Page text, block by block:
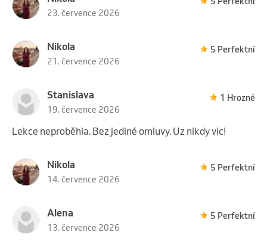
23. července 2026
Nikola
21. července 2026
5 Perfektní
Stanislava
19. července 2026
1 Hrozné
Lekce neproběhla. Bez jediné omluvy. Uz nikdy vic!
Nikola
14. července 2026
5 Perfektní
Alena
13. července 2026
5 Perfektní